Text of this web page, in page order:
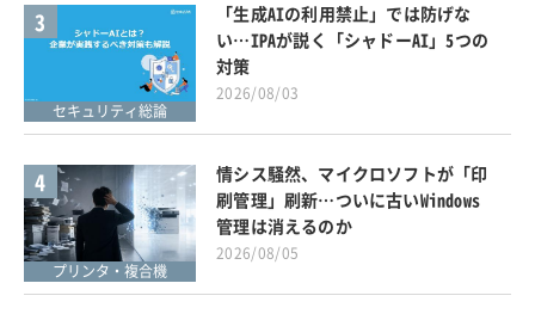
3
セキュリティ総論
「生成AIの利用禁止」では防げな
い…IPAが説く「シャドーAI」5つの
対策
2026/08/03
4
プリンタ・複合機
情シス騒然、マイクロソフトが「印
刷管理」刷新…ついに古いWindows
管理は消えるのか
2026/08/05